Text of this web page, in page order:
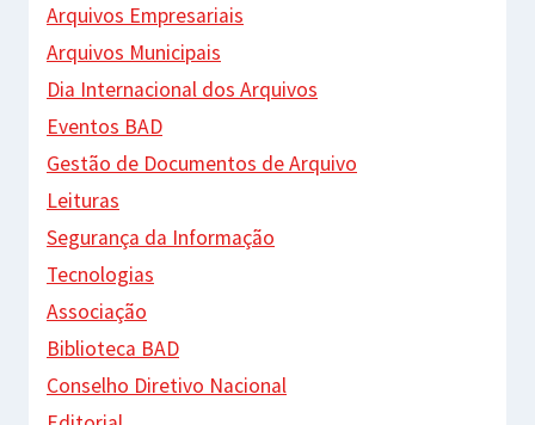
Arquivos Empresariais
Arquivos Municipais
Dia Internacional dos Arquivos
Eventos BAD
Gestão de Documentos de Arquivo
Leituras
Segurança da Informação
Tecnologias
Associação
Biblioteca BAD
Conselho Diretivo Nacional